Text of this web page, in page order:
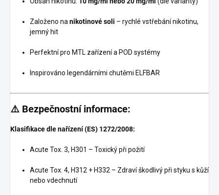
Založeno na nikotinové soli – rychlé vstřebání nikotinu,
jemný hit
Perfektní pro MTL zařízení a POD systémy
Inspirováno legendárními chutěmi ELFBAR
⚠️ Bezpečnostní informace:
Klasifikace dle nařízení (ES) 1272/2008:
Acute Tox. 3, H301 – Toxický při požití
Acute Tox. 4, H312 + H332 – Zdraví škodlivý při styku s kůží
nebo vdechnutí